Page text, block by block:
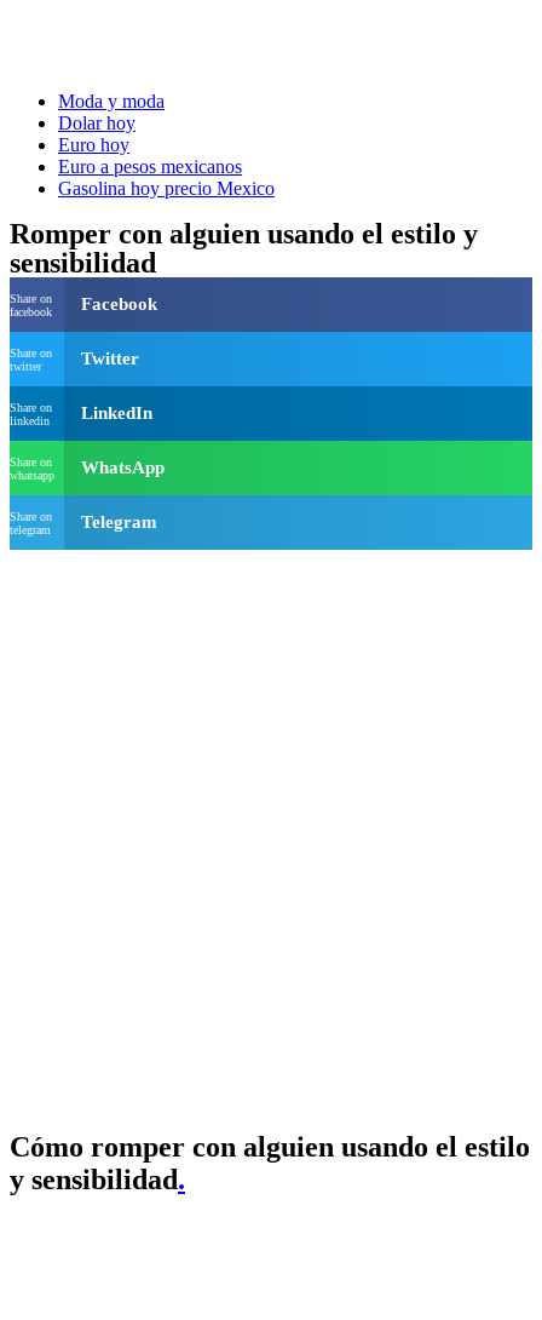
Moda y moda
Dolar hoy
Euro hoy
Euro a pesos mexicanos
Gasolina hoy precio Mexico
Romper con alguien usando el estilo y
sensibilidad
Share on
facebook
Facebook
Share on
twitter
Twitter
Share on
linkedin
LinkedIn
Share on
whatsapp
WhatsApp
Share on
telegram
Telegram
Cómo romper con alguien usando el estilo
y sensibilidad.